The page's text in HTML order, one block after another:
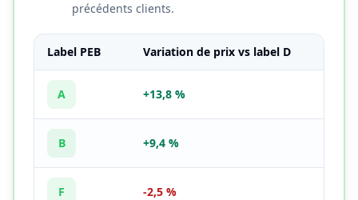
précédents clients.
Label PEB Variation de prix vs label D
A +13,8 %
B +9,4 %
F -2,5 %